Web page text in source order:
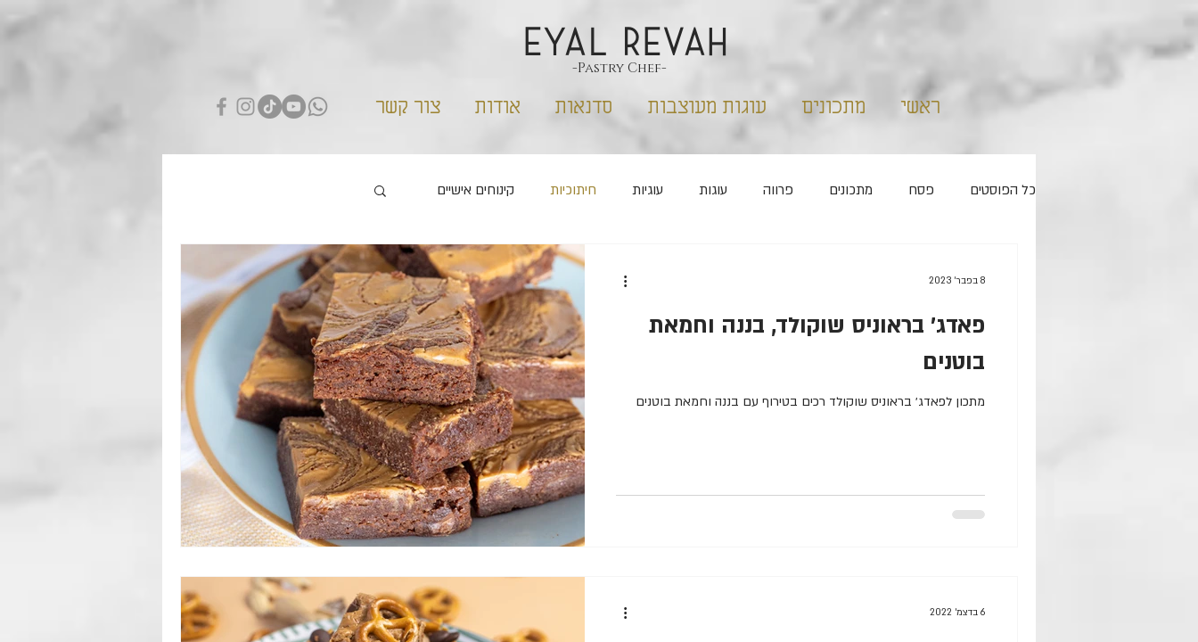
EYAL REVAH
-Pastry Chef-
ראשי מתכונים עוגות מעוצבות סדנאות אודות צור קשר
כל הפוסטים פסח מתכונים פרווה עוגות עוגיות חיתוכיות קינוחים אישיים
שבועות פורים
ראש השנה מלוחים
פאדג׳ בראוניס שוקולד, בננה וחמאת
בוטנים
מתכון לפאדג׳ בראוניס שוקולד רכים בטירוף עם בננה וחמאת בוטנים
8 בפבר׳ 2023
6 בדצמ׳ 2022